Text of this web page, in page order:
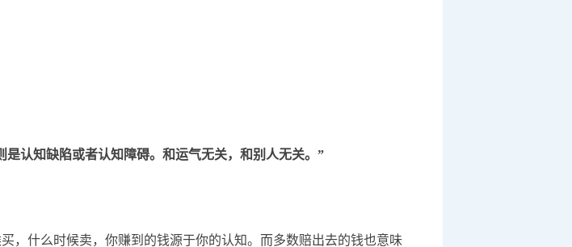
认知缺陷或者认知障碍。和运气无关，和别人无关。”
什么时候卖，你赚到的钱源于你的认知。而多数赔出去的钱也意味